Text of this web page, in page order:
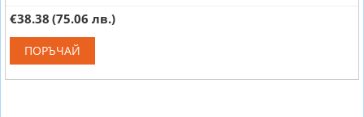
€38.38 (75.06 лв.)
ПОРЪЧАЙ